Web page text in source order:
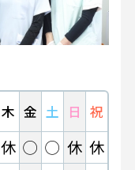
木 金 土 日 祝
休 ◯ ◯ 休 休